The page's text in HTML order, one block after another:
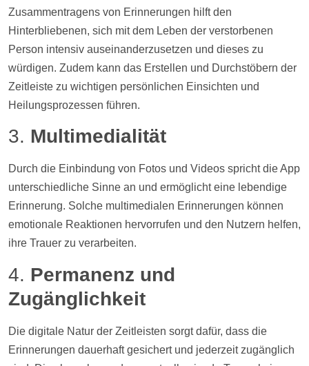
Zusammentragens von Erinnerungen hilft den
Hinterbliebenen, sich mit dem Leben der verstorbenen
Person intensiv auseinanderzusetzen und dieses zu
würdigen. Zudem kann das Erstellen und Durchstöbern der
Zeitleiste zu wichtigen persönlichen Einsichten und
Heilungsprozessen führen.
3. Multimedialität
Durch die Einbindung von Fotos und Videos spricht die App
unterschiedliche Sinne an und ermöglicht eine lebendige
Erinnerung. Solche multimedialen Erinnerungen können
emotionale Reaktionen hervorrufen und den Nutzern helfen,
ihre Trauer zu verarbeiten.
4. Permanenz und
Zugänglichkeit
Die digitale Natur der Zeitleisten sorgt dafür, dass die
Erinnerungen dauerhaft gesichert und jederzeit zugänglich